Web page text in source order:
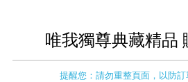
唯我獨尊典藏精品
提醒您：請勿重整頁面，以防